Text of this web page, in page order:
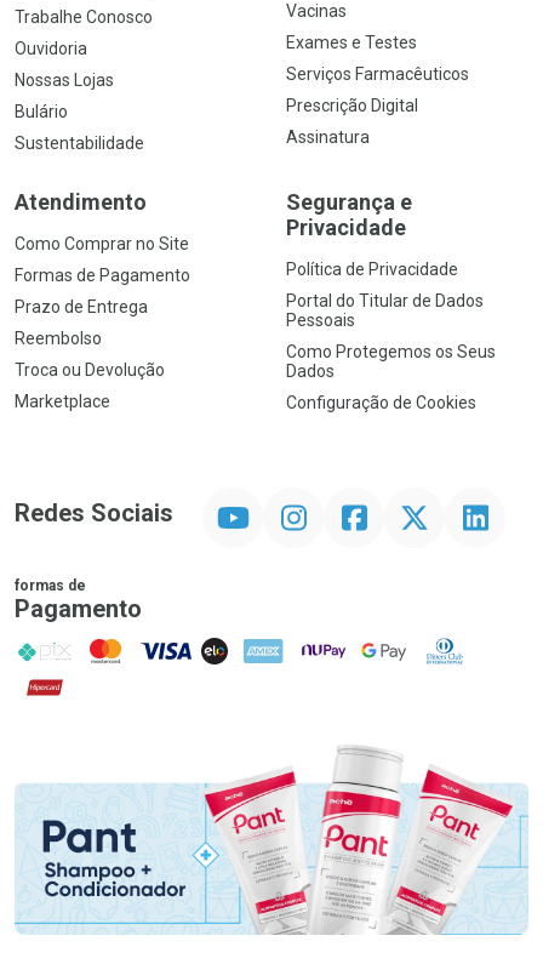
Trabalhe Conosco
Ouvidoria
Nossas Lojas
Bulário
Sustentabilidade
Vacinas
Exames e Testes
Serviços Farmacêuticos
Prescrição Digital
Assinatura
Atendimento
Como Comprar no Site
Formas de Pagamento
Prazo de Entrega
Reembolso
Troca ou Devolução
Marketplace
Segurança e
Privacidade
Política de Privacidade
Portal do Titular de Dados
Pessoais
Como Protegemos os Seus
Dados
Configuração de Cookies
Redes Sociais InstagramFacebookTwitter Linkedin
formas de
Pagamento
PIX MasterCard
VISA ELO AMEX NuPay Google PayDiners Club
Hipercard
Promoção em Destaque